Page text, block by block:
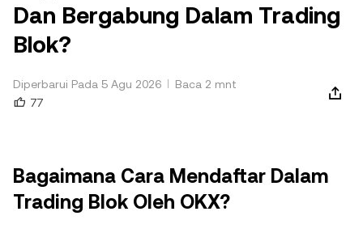
Dan Bergabung Dalam Trading
Blok?
Diperbarui Pada 5 Agu 2026
Baca 2 mnt
77
Bagaimana Cara Mendaftar Dalam
Trading Blok Oleh OKX?